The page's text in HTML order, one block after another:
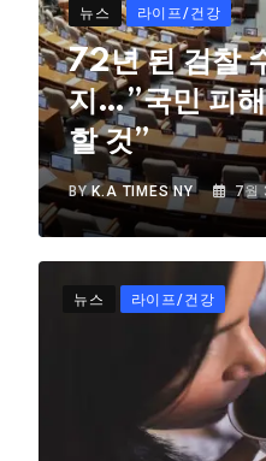
뉴스 라이프/건강
72년 된 검찰
지…”국민 피
할 것”
BYK.A TIMES NY 7월
뉴스 라이프/건강